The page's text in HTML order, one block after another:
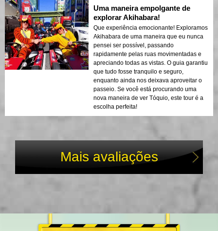
Uma maneira empolgante de
explorar Akihabara!
Que experiência emocionante! Exploramos
Akihabara de uma maneira que eu nunca
pensei ser possível, passando
rapidamente pelas ruas movimentadas e
apreciando todas as vistas. O guia garantiu
que tudo fosse tranquilo e seguro,
enquanto ainda nos deixava aproveitar o
passeio. Se você está procurando uma
nova maneira de ver Tóquio, este tour é a
escolha perfeita!
Mais avaliações